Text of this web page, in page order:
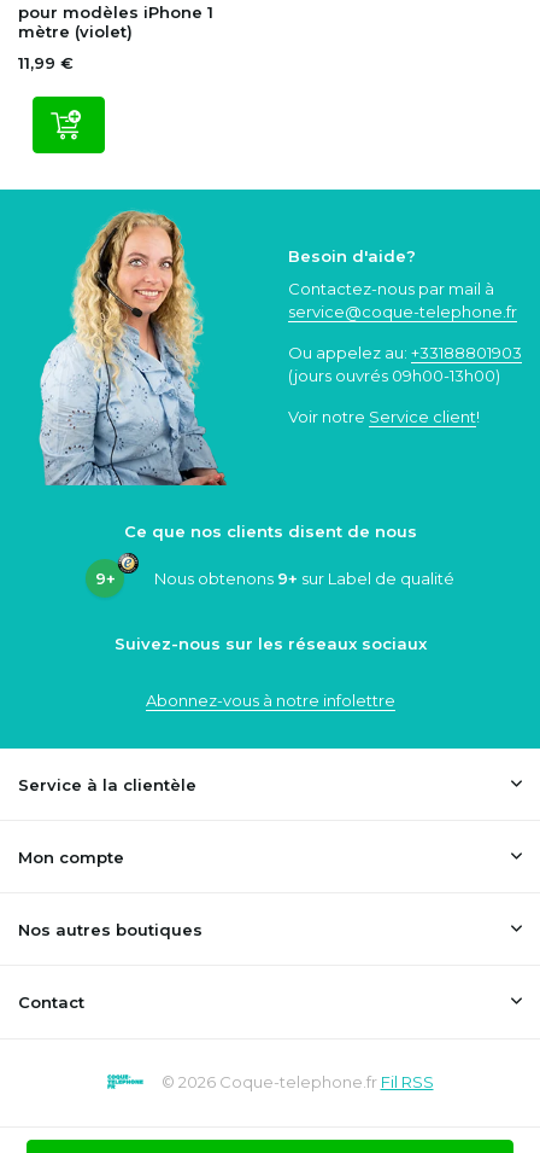
pour modèles iPhone 1
mètre (violet)
11,99 €
Besoin d'aide?
Contactez-nous par mail à
service@coque-telephone.fr
Ou appelez au: +33188801903
(jours ouvrés 09h00-13h00)
Voir notre Service client!
Ce que nos clients disent de nous
9+ Nous obtenons 9+ sur Label de qualité
Suivez-nous sur les réseaux sociaux
Abonnez-vous à notre infolettre
Service à la clientèle
Mon compte
Nos autres boutiques
Contact
© 2026 Coque-telephone.fr Fil RSS